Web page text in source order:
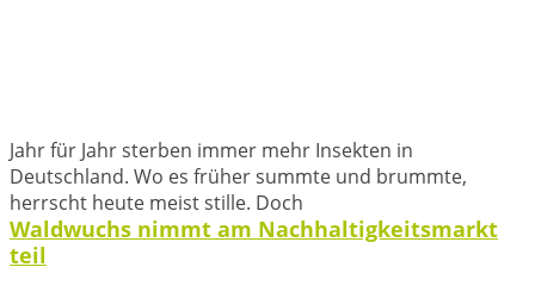
Jahr für Jahr sterben immer mehr Insekten in
Deutschland. Wo es früher summte und brummte,
herrscht heute meist stille. Doch
Waldwuchs nimmt am Nachhaltigkeitsmarkt
teil